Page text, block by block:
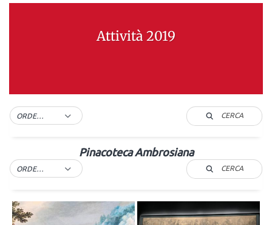
Attività 2019
ORDER BY DEFAULT CERCA
Pinacoteca Ambrosiana
ORDER BY DEFAULT CERCA